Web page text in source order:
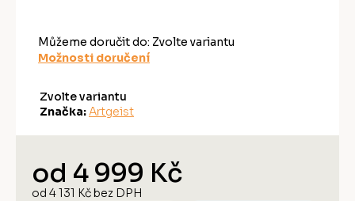
Můžeme doručit do: Zvolte variantu
Možnosti doručení
Zvolte variantu
Značka: Artgeist
od 4 999 Kč
od 4 131 Kčbez DPH